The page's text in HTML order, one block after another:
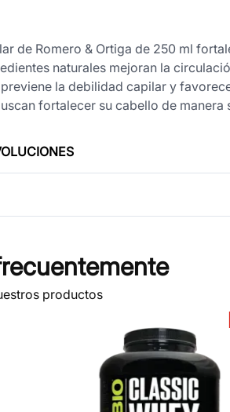
de Romero & Ortiga de 250 ml
naturales mejoran la
la debilidad capilar y
fortalecer su cabello de manera
productos